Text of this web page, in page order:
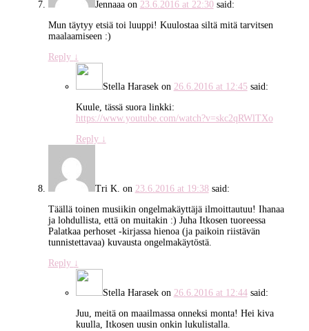
Jennaaaon 23.6.2016 at 22:30 said:
Mun täytyy etsiä toi luuppi! Kuulostaa siltä mitä tarvitsen
maalaamiseen :)
Reply ↓
Stella Harasekon 26.6.2016 at 12:45 said:
Kuule, tässä suora linkki:
https://www.youtube.com/watch?v=skc2qRWlTXo
Reply ↓
Tri K. on 23.6.2016 at 19:38 said:
Täällä toinen musiikin ongelmakäyttäjä ilmoittautuu! Ihanaa
ja lohdullista, että on muitakin :) Juha Itkosen tuoreessa
Palatkaa perhoset -kirjassa hienoa (ja paikoin riistävän
tunnistettavaa) kuvausta ongelmakäytöstä.
Reply ↓
Stella Harasekon 26.6.2016 at 12:44 said:
Juu, meitä on maailmassa onneksi monta! Hei kiva
kuulla, Itkosen uusin onkin lukulistalla.